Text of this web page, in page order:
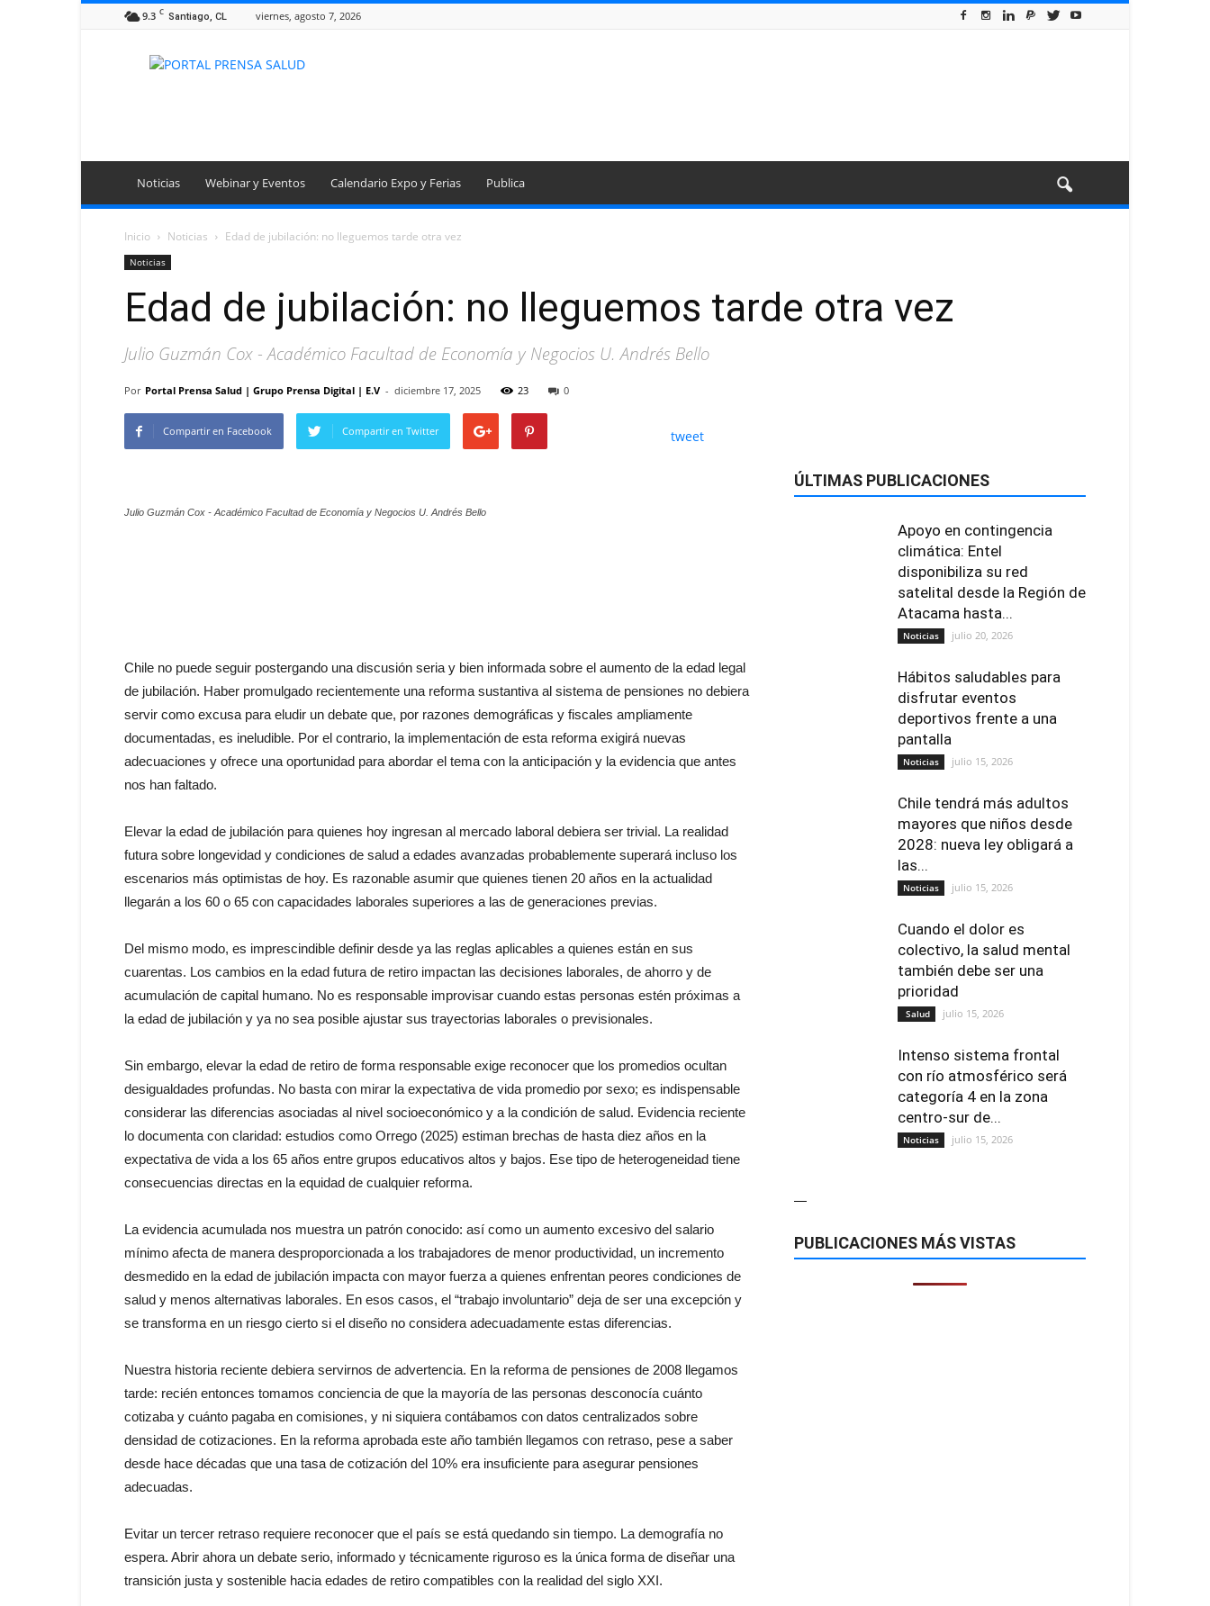
9.3 C Santiago, CL viernes, agosto 7, 2026
Portal
Noticias Webinar y Eventos Calendario Expo y Ferias Publica
Inicio Noticias Edad de jubilación: no lleguemos tarde otra vez
Noticias
Edad de jubilación: no lleguemos tarde otra vez
Julio Guzmán Cox - Académico Facultad de Economía y Negocios U. Andrés Bello
Por Portal Prensa Salud | Grupo Prensa Digital | E.V - diciembre 17, 2025 23 0
Compartir en Facebook Compartir en Twitter tweet
Julio Guzmán Cox - Académico Facultad de Economía y Negocios U. Andrés Bello
Chile no puede seguir postergando una discusión seria y bien informada sobre el aumento de la edad legal
de jubilación. Haber promulgado recientemente una reforma sustantiva al sistema de pensiones no debiera
servir como excusa para eludir un debate que, por razones demográficas y fiscales ampliamente
documentadas, es ineludible. Por el contrario, la implementación de esta reforma exigirá nuevas
adecuaciones y ofrece una oportunidad para abordar el tema con la anticipación y la evidencia que antes
nos han faltado.
Elevar la edad de jubilación para quienes hoy ingresan al mercado laboral debiera ser trivial. La realidad
futura sobre longevidad y condiciones de salud a edades avanzadas probablemente superará incluso los
escenarios más optimistas de hoy. Es razonable asumir que quienes tienen 20 años en la actualidad
llegarán a los 60 o 65 con capacidades laborales superiores a las de generaciones previas.
Del mismo modo, es imprescindible definir desde ya las reglas aplicables a quienes están en sus
cuarentas. Los cambios en la edad futura de retiro impactan las decisiones laborales, de ahorro y de
acumulación de capital humano. No es responsable improvisar cuando estas personas estén próximas a
la edad de jubilación y ya no sea posible ajustar sus trayectorias laborales o previsionales.
Sin embargo, elevar la edad de retiro de forma responsable exige reconocer que los promedios ocultan
desigualdades profundas. No basta con mirar la expectativa de vida promedio por sexo; es indispensable
considerar las diferencias asociadas al nivel socioeconómico y a la condición de salud. Evidencia reciente
lo documenta con claridad: estudios como Orrego (2025) estiman brechas de hasta diez años en la
expectativa de vida a los 65 años entre grupos educativos altos y bajos. Ese tipo de heterogeneidad tiene
consecuencias directas en la equidad de cualquier reforma.
La evidencia acumulada nos muestra un patrón conocido: así como un aumento excesivo del salario
mínimo afecta de manera desproporcionada a los trabajadores de menor productividad, un incremento
desmedido en la edad de jubilación impacta con mayor fuerza a quienes enfrentan peores condiciones de
salud y menos alternativas laborales. En esos casos, el “trabajo involuntario” deja de ser una excepción y
se transforma en un riesgo cierto si el diseño no considera adecuadamente estas diferencias.
Nuestra historia reciente debiera servirnos de advertencia. En la reforma de pensiones de 2008 llegamos
tarde: recién entonces tomamos conciencia de que la mayoría de las personas desconocía cuánto
cotizaba y cuánto pagaba en comisiones, y ni siquiera contábamos con datos centralizados sobre
densidad de cotizaciones. En la reforma aprobada este año también llegamos con retraso, pese a saber
desde hace décadas que una tasa de cotización del 10% era insuficiente para asegurar pensiones
adecuadas.
Evitar un tercer retraso requiere reconocer que el país se está quedando sin tiempo. La demografía no
espera. Abrir ahora un debate serio, informado y técnicamente riguroso es la única forma de diseñar una
transición justa y sostenible hacia edades de retiro compatibles con la realidad del siglo XXI.
ÚLTIMAS PUBLICACIONES
Apoyo en contingencia
climática: Entel
disponibiliza su red
satelital desde la Región de
Atacama hasta...
Noticias julio 20, 2026
Hábitos saludables para
disfrutar eventos
deportivos frente a una
pantalla
Noticias julio 15, 2026
Chile tendrá más adultos
mayores que niños desde
2028: nueva ley obligará a
las...
Noticias julio 15, 2026
Cuando el dolor es
colectivo, la salud mental
también debe ser una
prioridad
Salud julio 15, 2026
Intenso sistema frontal
con río atmosférico será
categoría 4 en la zona
centro-sur de...
Noticias julio 15, 2026
—
PUBLICACIONES MÁS VISTAS